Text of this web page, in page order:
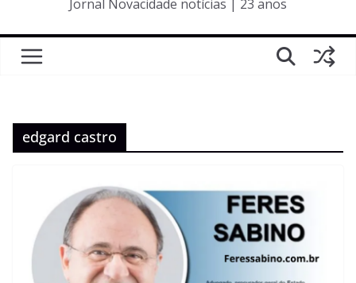
Jornal Novacidade notícias | 23 anos
edgard castro